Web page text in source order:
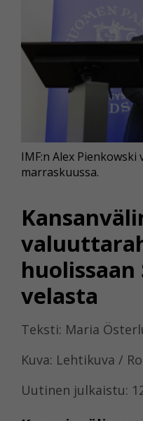
huolissaan
velasta
Teksti: Maria
Kuva: Lehtikuva /
Uutinen julkaistu:
IMF:n Alex Pienkowski
marraskuussa.